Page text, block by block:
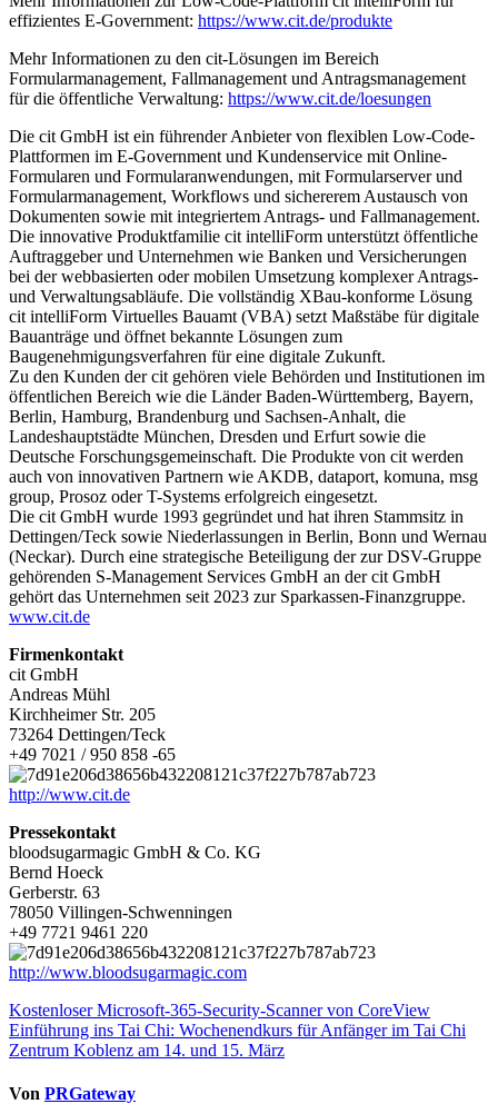
effizientes E-Government: https://www.cit.de/produkte
Mehr Informationen zu den cit-Lösungen im Bereich
Formularmanagement, Fallmanagement und Antragsmanagement
für die öffentliche Verwaltung: https://www.cit.de/loesungen
Die cit GmbH ist ein führender Anbieter von flexiblen Low-Code-
Plattformen im E-Government und Kundenservice mit Online-
Formularen und Formularanwendungen, mit Formularserver und
Formularmanagement, Workflows und sichererem Austausch von
Dokumenten sowie mit integriertem Antrags- und Fallmanagement.
Die innovative Produktfamilie cit intelliForm unterstützt öffentliche
Auftraggeber und Unternehmen wie Banken und Versicherungen
bei der webbasierten oder mobilen Umsetzung komplexer Antrags-
und Verwaltungsabläufe. Die vollständig XBau-konforme Lösung
cit intelliForm Virtuelles Bauamt (VBA) setzt Maßstäbe für digitale
Bauanträge und öffnet bekannte Lösungen zum
Baugenehmigungsverfahren für eine digitale Zukunft.
Zu den Kunden der cit gehören viele Behörden und Institutionen im
öffentlichen Bereich wie die Länder Baden-Württemberg, Bayern,
Berlin, Hamburg, Brandenburg und Sachsen-Anhalt, die
Landeshauptstädte München, Dresden und Erfurt sowie die
Deutsche Forschungsgemeinschaft. Die Produkte von cit werden
auch von innovativen Partnern wie AKDB, dataport, komuna, msg
group, Prosoz oder T-Systems erfolgreich eingesetzt.
Die cit GmbH wurde 1993 gegründet und hat ihren Stammsitz in
Dettingen/Teck sowie Niederlassungen in Berlin, Bonn und Wernau
(Neckar). Durch eine strategische Beteiligung der zur DSV-Gruppe
gehörenden S-Management Services GmbH an der cit GmbH
gehört das Unternehmen seit 2023 zur Sparkassen-Finanzgruppe.
www.cit.de
Firmenkontakt
cit GmbH
Andreas Mühl
Kirchheimer Str. 205
73264 Dettingen/Teck
+49 7021 / 950 858 -65
http://www.cit.de
Pressekontakt
bloodsugarmagic GmbH & Co. KG
Bernd Hoeck
Gerberstr. 63
78050 Villingen-Schwenningen
+49 7721 9461 220
http://www.bloodsugarmagic.com
Beitragsnavigation
Kostenloser Microsoft-365-Security-Scanner von CoreView
Einführung ins Tai Chi: Wochenendkurs für Anfänger im Tai Chi
Zentrum Koblenz am 14. und 15. März
Von PRGateway